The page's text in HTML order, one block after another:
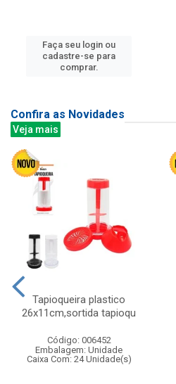
Faça seu login ou
cadastre-se para
comprar.
Confira as Novidades
Veja mais
Tapioqueira plastico
26x11cm,sortida tapioqu
Código: 006452
Embalagem: Unidade
Caixa Com: 24 Unidade(s)